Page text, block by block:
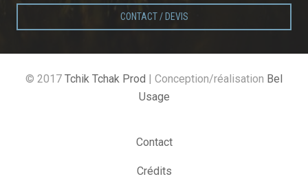
CONTACT / DEVIS
© 2017 Tchik Tchak Prod | Conception/réalisation Bel
Usage
Contact
Crédits